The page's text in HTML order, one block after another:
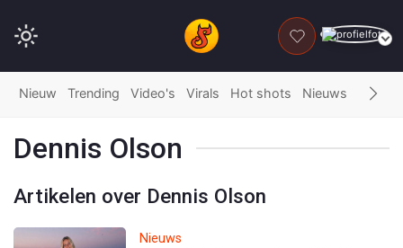
DONEER
Nieuw Trending Video's Virals Hot shots Nieuws Fails
Dennis Olson
Artikelen over Dennis Olson
Nieuws